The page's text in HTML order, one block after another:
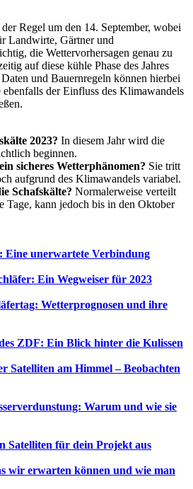
Regel um den 14. September, wobei
Landwirte, Gärtner und
die Wettervorhersagen genau zu
auf diese kühle Phase des Jahres
und Bauernregeln können hierbei
der Einfluss des Klimawandels
2023? In diesem Jahr wird die
beginnen.
sicheres Wetterphänomen? Sie tritt
aufgrund des Klimawandels variabel.
Schafskälte? Normalerweise verteilt
Tage, kann jedoch bis in den Oktober
Eine unerwartete Verbindung
Ein Wegweiser für 2023
Wetterprognosen und ihre
ZDF: Ein Blick hinter die Kulissen
Satelliten am Himmel – Beobachten
Warum und wie sie
Satelliten für dein Projekt aus
wir erwarten können und wie man